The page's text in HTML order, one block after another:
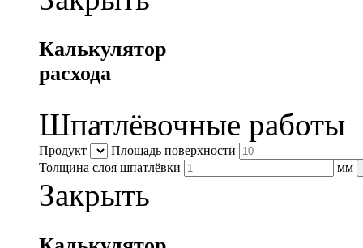
Калькулятор
расхода
Шпатлёвочные работы
Продукт
Площадь поверхности
Толщина слоя шпатлёвки
мм
Закрыть